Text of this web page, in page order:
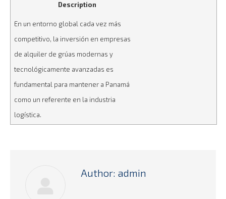
Description
En un entorno global cada vez más
competitivo, la inversión en empresas
de alquiler de grúas modernas y
tecnológicamente avanzadas es
fundamental para mantener a Panamá
como un referente en la industria
logística.
Author: admin